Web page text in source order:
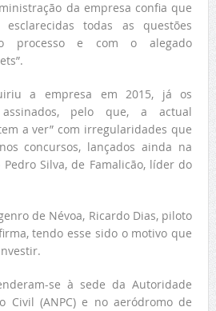
da empresa confia que
esclarecidas todas as questões
processo e com o alegado
a empresa em 2015, já os
pelo que, a actual
a ver” com irregularidades que
concursos, lançados ainda na
Silva, de Famalicão, líder do
de Névoa, Ricardo Dias, piloto
tendo esse sido o motivo que
se à sede da Autoridade
Civil (ANPC) e no aeródromo de